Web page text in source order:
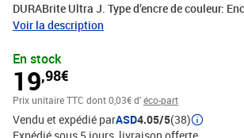
DURABrite Ultra J. Type d’encre de couleur:
Rendement par page d'encre de couleur: 165
Voir la description
En stock
19,98€
Prix unitaire TTC dont 0,03€ d'éco-part
Vendu et expédié parASD4.05/5(38)